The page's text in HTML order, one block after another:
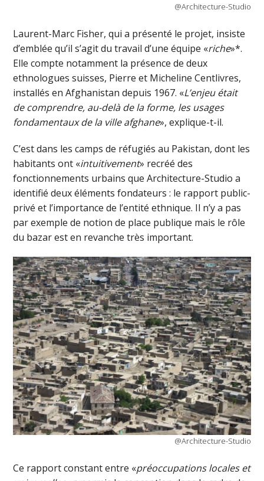
@Architecture-Studio
Laurent-Marc Fisher, qui a présenté le projet, insiste
d’emblée qu’il s’agit du travail d’une équipe «riche»*.
Elle compte notamment la présence de deux
ethnologues suisses, Pierre et Micheline Centlivres,
installés en Afghanistan depuis 1967. «L’enjeu était
de comprendre, au-delà de la forme, les usages
fondamentaux de la ville afghane», explique-t-il.
C’est dans les camps de réfugiés au Pakistan, dont les
habitants ont «intuitivement» recréé des
fonctionnements urbains que Architecture-Studio a
identifié deux éléments fondateurs : le rapport public-
privé et l’importance de l’entité ethnique. Il n’y a pas
par exemple de notion de place publique mais le rôle
du bazar est en revanche très important.
@Architecture-Studio
Ce rapport constant entre «préoccupations locales et